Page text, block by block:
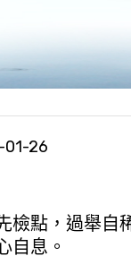
26
檢點，過舉自
自息。